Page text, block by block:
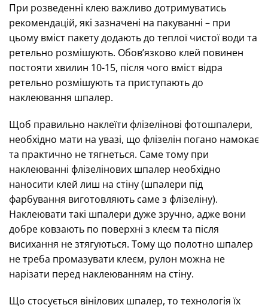
При розведенні клею важливо дотримуватись
рекомендацій, які зазначені на пакуванні – при
цьому вміст пакету додають до теплої чистої води та
ретельно розмішують. Обов’язково клей повинен
постояти хвилин 10-15, після чого вміст відра
ретельно розмішують та приступають до
наклеювання шпалер.
Щоб правильно наклеїти флізелінові фотошпалери,
необхідно мати на увазі, що флізелін погано намокає
та практично не тягнеться. Саме тому при
наклеюванні флізелінових шпалер необхідно
наносити клей лиш на стіну (шпалери під
фарбування виготовляють саме з флізеліну).
Наклеювати такі шпалери дуже зручно, адже вони
добре ковзають по поверхні з клеєм та після
висихання не зтягуються. Тому що полотно шпалер
не треба промазувати клеєм, рулон можна не
нарізати перед наклеюванням на стіну.
Що стосується вінілових шпалер, то технологія їх